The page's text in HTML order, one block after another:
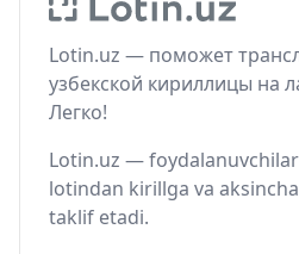
Lotin.uz — поможет
узбекской кириллицы на
Легко!
Lotin.uz —
lotindan kirillga va
taklif etadi.